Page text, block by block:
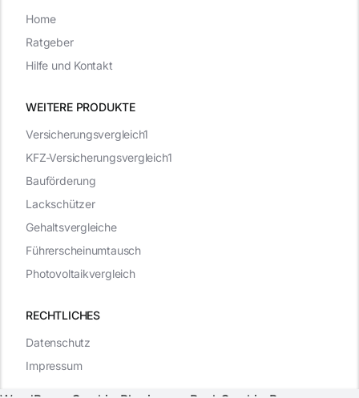
WEITERE PRODUKTE
RECHTLICHES
Datenschutz
Impressum
Versicherungsvergleich1
KFZ-Versicherungsvergleich1
Bauförderung
Lackschützer
Gehaltsvergleiche
Führerscheinumtausch
Photovoltaikvergleich
Home
Ratgeber
Hilfe und Kontakt